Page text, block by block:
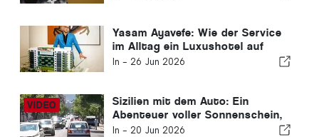
Yasam Ayavefe: Wie der Service
im Alltag ein Luxushotel auf
Mykonos prägt
In - 26 Jun 2026
Sizilien mit dem Auto: Ein
Abenteuer voller Sonnenschein,
Geschwindigkeit und leichter
In - 20 Jun 2026